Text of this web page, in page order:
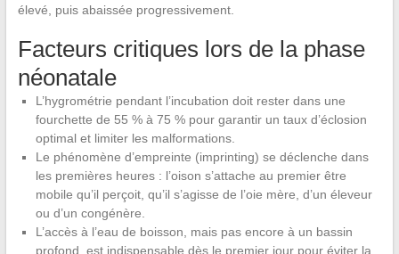
élevé, puis abaissée progressivement.
Facteurs critiques lors de la phase
néonatale
L’hygrométrie pendant l’incubation doit rester dans une
fourchette de 55 % à 75 % pour garantir un taux d’éclosion
optimal et limiter les malformations.
Le phénomène d’empreinte (imprinting) se déclenche dans
les premières heures : l’oison s’attache au premier être
mobile qu’il perçoit, qu’il s’agisse de l’oie mère, d’un éleveur
ou d’un congénère.
L’accès à l’eau de boisson, mais pas encore à un bassin
profond, est indispensable dès le premier jour pour éviter la